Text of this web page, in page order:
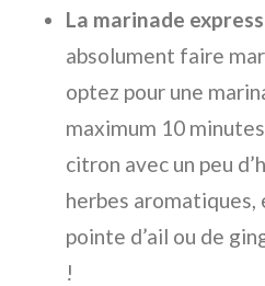
La marinade
absolument faire
optez pour une
maximum 10
citron avec un peu
herbes aromatiques,
pointe d’ail ou de
!